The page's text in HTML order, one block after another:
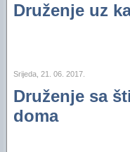
Druženje uz
Srijeda, 21. 06. 2017.
Druženje sa
doma